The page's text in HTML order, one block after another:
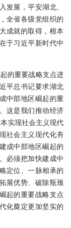
展，平安湖北、
全省各级党组织的
成就的取得，根本
于习近平新时代中
的重要战略支点进
平总书记要求湖北
中部地区崛起的重
这是我们推动经济
实现社会主义现代
社会主义现代化夯
成中部地区崛起的
必须把加快建成中
定位、一脉相承的
展优势、破除瓶颈
起的重要战略支点
化奠定更加坚实的